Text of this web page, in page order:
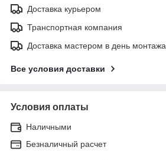
Доставка курьером
Транспортная компания
Доставка мастером в день монтажа
Все условия доставки
Условия оплаты
Наличными
Безналичный расчет